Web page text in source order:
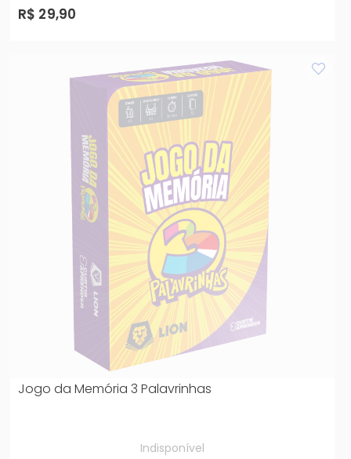
R$ 29,90
Jogo da Memória 3 Palavrinhas
Indisponível